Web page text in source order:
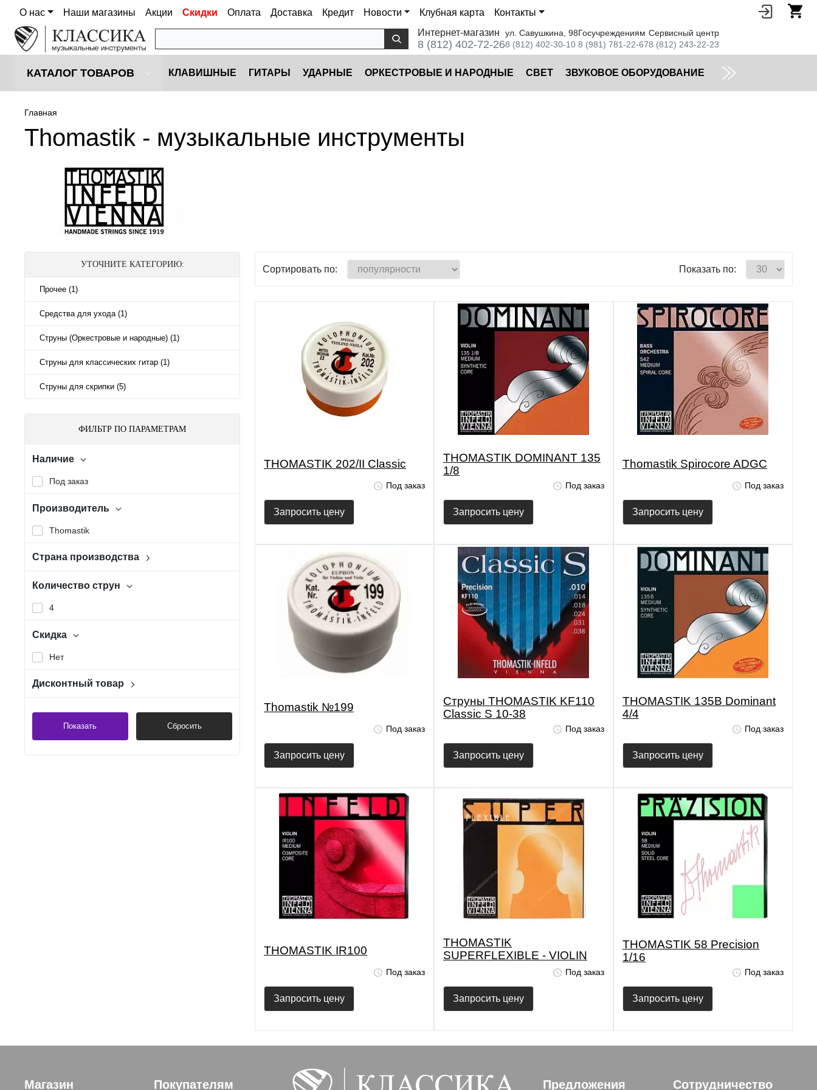
О нас Наши магазины Акции Скидки Оплата Доставка Кредит Новости Клубная карта
Контакты
Интернет-магазин
8 (812) 402-72-26
ул. Савушкина, 98
8 (812) 402-30-10
Госучреждениям
8 (981) 781-22-67
Сервисный центр
8 (812) 243-22-23
КАТАЛОГ ТОВАРОВ КЛАВИШНЫЕ ГИТАРЫ УДАРНЫЕ ОРКЕСТРОВЫЕ И НАРОДНЫЕ CВЕТ ЗВУКОВОЕ ОБОРУДОВАНИЕ
Главная
Thomastik - музыкальные инструменты
УТОЧНИТЕ КАТЕГОРИЮ:
Прочее (1)
Средства для ухода (1)
Струны (Оркестровые и народные) (1)
Струны для классических гитар (1)
Струны для скрипки (5)
ФИЛЬТР ПО ПАРАМЕТРАМ
Наличие
Под заказ
Производитель
Thomastik
Страна производства
Австрия
Количество струн
4
Скидка
Нет
Дисконтный товар
Нет
Показать Сбросить
Сортировать по: Показать по:
THOMASTIK 202/II Classic
Под заказ
Запросить цену
THOMASTIK DOMINANT 135
1/8
Под заказ
Запросить цену
Thomastik Spirocore ADGC
Под заказ
Запросить цену
Thomastik №199
Под заказ
Запросить цену
Струны THOMASTIK KF110
Classic S 10-38
Под заказ
Запросить цену
THOMASTIK 135B Dominant
4/4
Под заказ
Запросить цену
THOMASTIK IR100
Под заказ
Запросить цену
THOMASTIK
SUPERFLEXIBLE - VIOLIN
Под заказ
Запросить цену
THOMASTIK 58 Precision
1/16
Под заказ
Запросить цену
Магазин Покупателям Предложения Сотрудничество